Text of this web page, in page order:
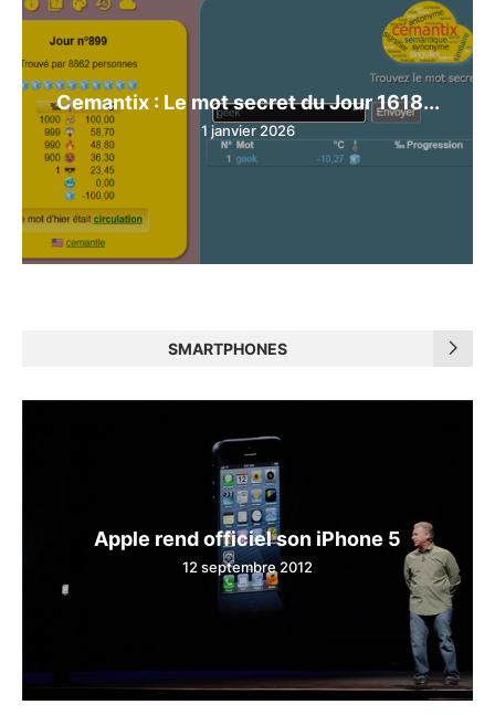
Cemantix : Le mot secret du Jour 1618...
1 janvier 2026
SMARTPHONES
Apple rend officiel son iPhone 5
12 septembre 2012